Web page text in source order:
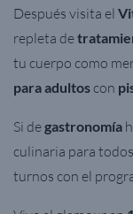
Después visita el
repleta de
tu cuerpo como
para adultos con
Si degastronomía
culinaria para
turnos con el